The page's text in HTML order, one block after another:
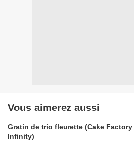
Vous aimerez aussi
Gratin de trio fleurette (Cake Factory
Infinity)